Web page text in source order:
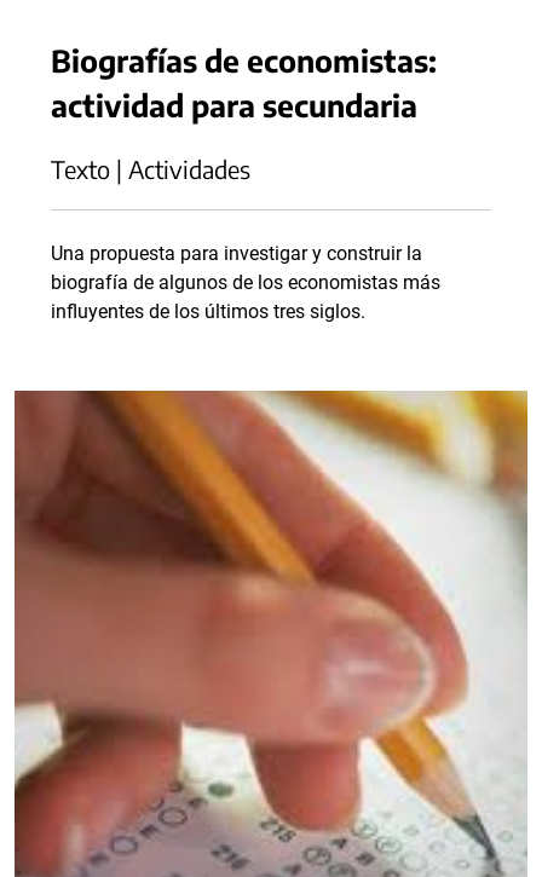
Biografías de economistas:
actividad para secundaria
Texto | Actividades
Una propuesta para investigar y construir la
biografía de algunos de los economistas más
influyentes de los últimos tres siglos.